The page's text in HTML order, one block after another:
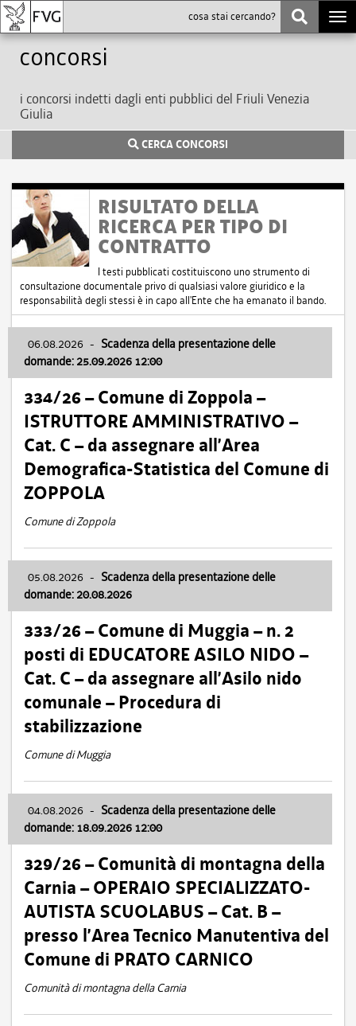
Concorsi
i concorsi indetti dagli enti pubblici del Friuli Venezia
Giulia
CERCA CONCORSI
RISULTATO DELLA
RICERCA PER TIPO DI
CONTRATTO
I testi pubblicati costituiscono uno strumento di
consultazione documentale privo di qualsiasi valore giuridico e la
responsabilità degli stessi è in capo all'Ente che ha emanato il bando.
06.08.2026 - Scadenza della presentazione delle
domande: 25.09.2026 12:00
334/26 – Comune di Zoppola –
ISTRUTTORE AMMINISTRATIVO –
Cat. C – da assegnare all’Area
Demografica-Statistica del Comune di
ZOPPOLA
Comune di Zoppola
05.08.2026 - Scadenza della presentazione delle
domande: 20.08.2026
333/26 – Comune di Muggia – n. 2
posti di EDUCATORE ASILO NIDO –
Cat. C – da assegnare all’Asilo nido
comunale – Procedura di
stabilizzazione
Comune di Muggia
04.08.2026 - Scadenza della presentazione delle
domande: 18.09.2026 12:00
329/26 – Comunità di montagna della
Carnia – OPERAIO SPECIALIZZATO-
AUTISTA SCUOLABUS – Cat. B –
presso l’Area Tecnico Manutentiva del
Comune di PRATO CARNICO
Comunità di montagna della Carnia